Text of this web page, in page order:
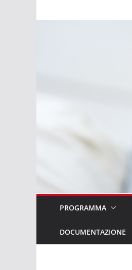
al
PROGRAMMA
DOCUMENTAZIONE